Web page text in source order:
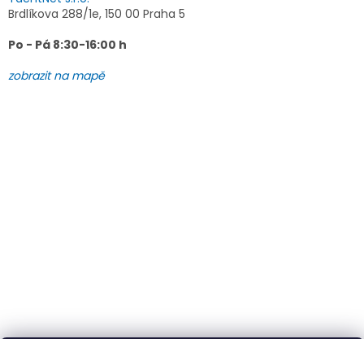
Brdlíkova 288/1e, 150 00 Praha 5
Po - Pá 8:30-16:00 h
zobrazit na mapě